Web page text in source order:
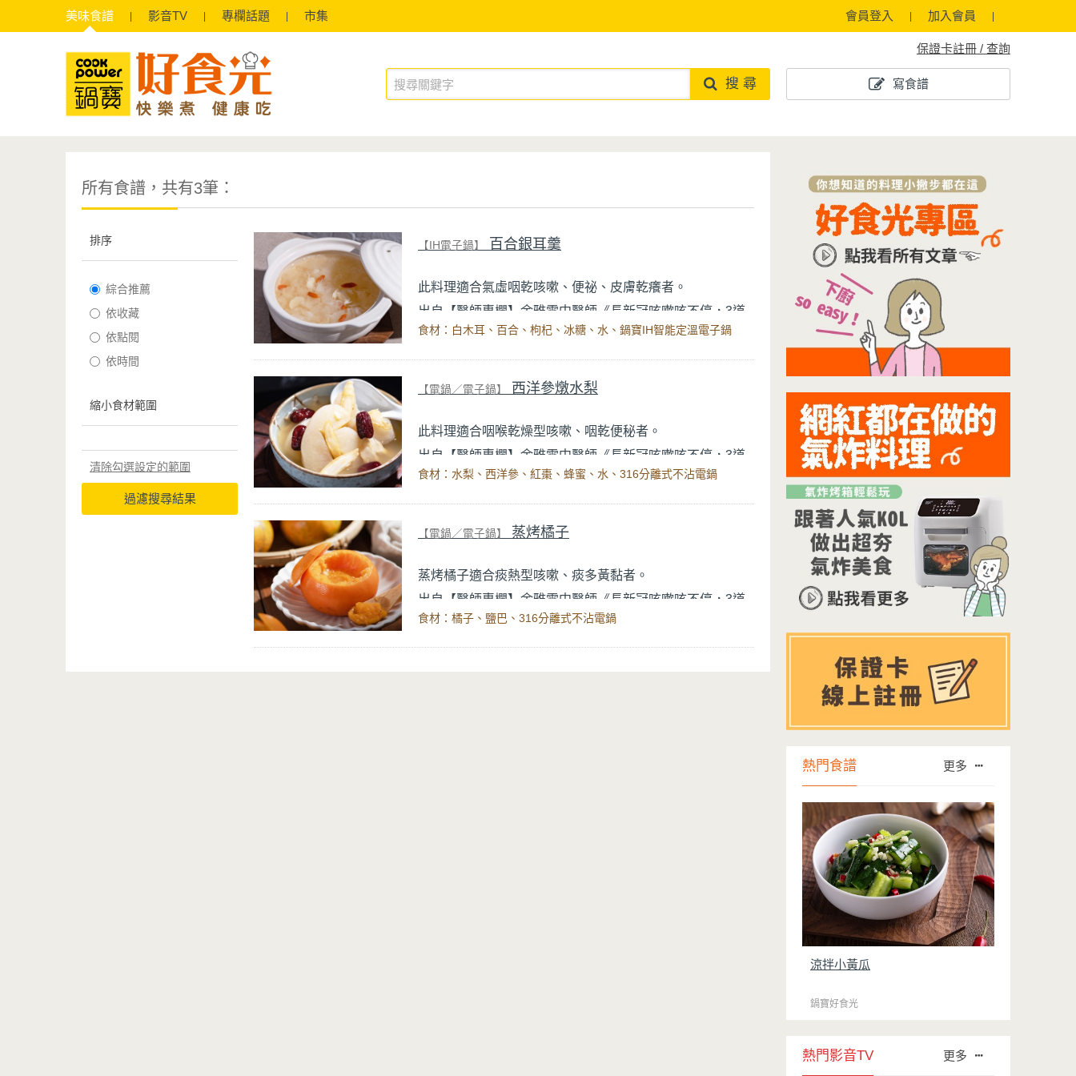
美味食譜 影音TV 專欄話題 市集 會員登入 加入會員
保證卡註冊 / 查詢
寫食譜
搜 尋
所有食譜，共有3筆：
排序
綜合推薦
依收藏
依點閱
依時間
縮小食材範圍
清除勾選設定的範圍
過濾搜尋結果
【IH電子鍋】 百合銀耳羹
此料理適合氣虛咽乾咳嗽、便祕、皮膚乾癢者。
出自【醫師專欄】余雅雯中醫師《 長新冠咳嗽咳不停， 3道
止咳食譜推薦 》內文。
食材：白木耳、百合、枸杞、冰糖、水、鍋寶IH智能定溫電子鍋
【電鍋／電子鍋】 西洋參燉水梨
此料理適合咽喉乾燥型咳嗽、咽乾便秘者。
出自【醫師專欄】余雅雯中醫師《 長新冠咳嗽咳不停， 3道
止咳食譜推薦》內文。
食材：水梨、西洋參、紅棗、蜂蜜、水、316分離式不沾電鍋
【電鍋／電子鍋】 蒸烤橘子
蒸烤橘子適合痰熱型咳嗽、痰多黃黏者。
出自【醫師專欄】余雅雯中醫師《 長新冠咳嗽咳不停， 3道
止咳食譜推薦》內文。
食材：橘子、鹽巴、316分離式不沾電鍋
熱門食譜 更多
涼拌小黃瓜
鍋寶好食光
熱門影音TV 更多